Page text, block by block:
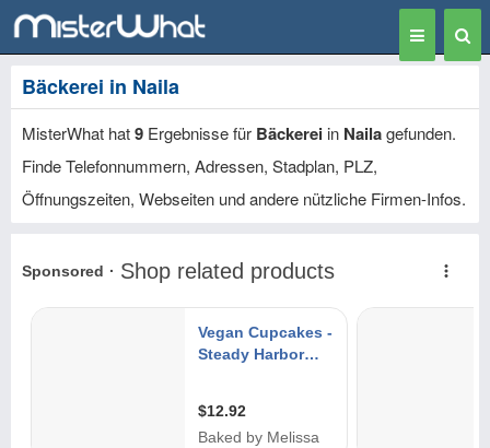
Toggle
navigation
Bäckerei in Naila
MisterWhat hat9 Ergebnisse für Bäckerei in Nailagefunden.
Finde Telefonnummern, Adressen, Stadplan, PLZ,
Öffnungszeiten, Webseiten und andere nützliche Firmen-Infos.